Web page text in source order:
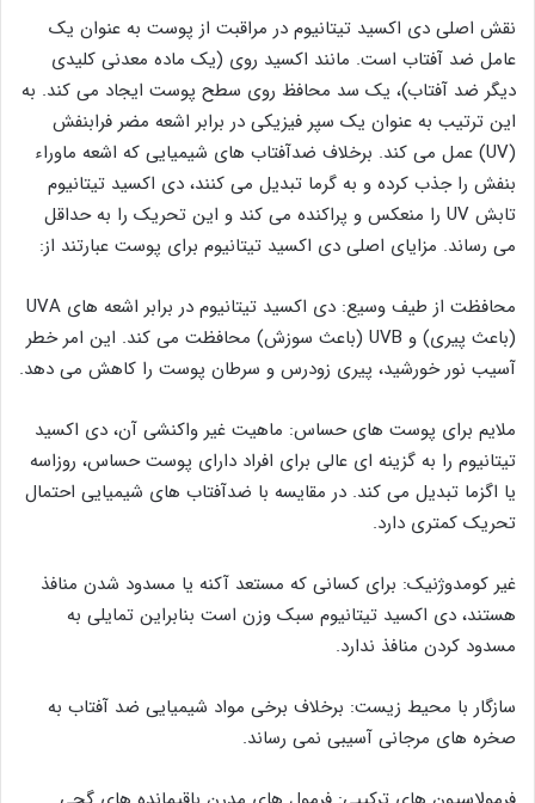
نقش اصلی دی اکسید تیتانیوم در مراقبت از پوست به عنوان یک
عامل ضد آفتاب است. مانند اکسید روی (یک ماده معدنی کلیدی
دیگر ضد آفتاب)، یک سد محافظ روی سطح پوست ایجاد می کند. به
این ترتیب به عنوان یک سپر فیزیکی در برابر اشعه مضر فرابنفش
(UV) عمل می کند. برخلاف ضدآفتاب های شیمیایی که اشعه ماوراء
بنفش را جذب کرده و به گرما تبدیل می کنند، دی اکسید تیتانیوم
تابش UV را منعکس و پراکنده می کند و این تحریک را به حداقل
می رساند. مزایای اصلی دی اکسید تیتانیوم برای پوست عبارتند از:
محافظت از طیف وسیع: دی اکسید تیتانیوم در برابر اشعه های UVA
(باعث پیری) و UVB (باعث سوزش) محافظت می کند. این امر خطر
آسیب نور خورشید، پیری زودرس و سرطان پوست را کاهش می دهد.
ملایم برای پوست های حساس: ماهیت غیر واکنشی آن، دی اکسید
تیتانیوم را به گزینه ای عالی برای افراد دارای پوست حساس، روزاسه
یا اگزما تبدیل می کند. در مقایسه با ضدآفتاب های شیمیایی احتمال
تحریک کمتری دارد.
غیر کومدوژنیک: برای کسانی که مستعد آکنه یا مسدود شدن منافذ
هستند، دی اکسید تیتانیوم سبک وزن است بنابراین تمایلی به
مسدود کردن منافذ ندارد.
سازگار با محیط زیست: برخلاف برخی مواد شیمیایی ضد آفتاب به
صخره های مرجانی آسیبی نمی رساند.